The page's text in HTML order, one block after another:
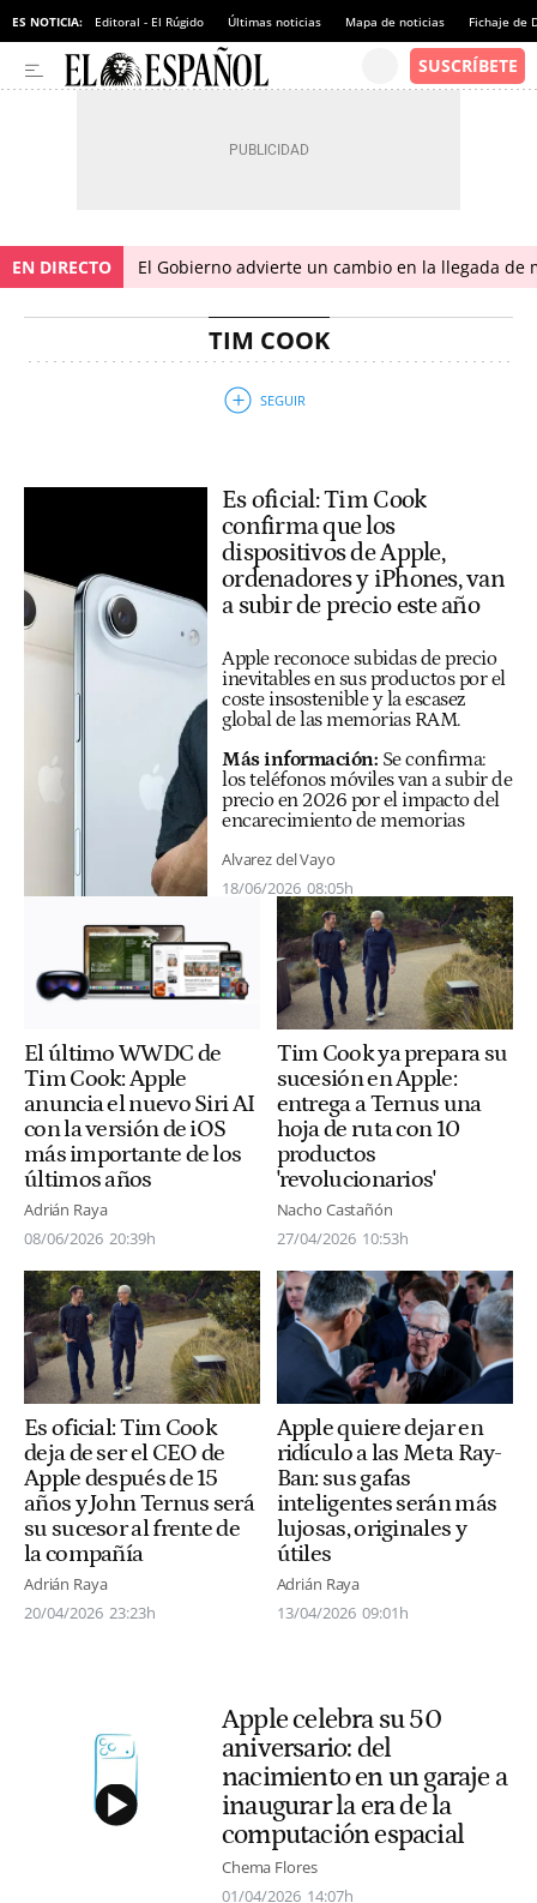
ES NOTICIA: Editoral - El Rúgido Últimas noticias Mapa de noticias Fichaje de
EN DIRECTO El Gobierno advierte un cambio en la llegada
TIM COOK
Es oficial: Tim Cook
confirma que los
dispositivos de Apple,
ordenadores y iPhones, van
a subir de precio este año
Apple reconoce subidas de precio
inevitables en sus productos por el
coste insostenible y la escasez
global de las memorias RAM.
Más información: Se confirma:
los teléfonos móviles van a subir de
precio en 2026 por el impacto del
encarecimiento de memorias
Alvarez del Vayo
18/06/2026 08:05h
El último WWDC de
Tim Cook: Apple
anuncia el nuevo Siri AI
con la versión de iOS
más importante de los
últimos años
Adrián Raya
08/06/2026 20:39h
Tim Cook ya prepara su
sucesión en Apple:
entrega a Ternus una
hoja de ruta con 10
productos
'revolucionarios'
Nacho Castañón
27/04/2026 10:53h
Es oficial: Tim Cook
deja de ser el CEO de
Apple después de 15
años y John Ternus será
su sucesor al frente de
la compañía
Adrián Raya
20/04/2026 23:23h
Apple quiere dejar en
ridículo a las Meta Ray-
Ban: sus gafas
inteligentes serán más
lujosas, originales y
útiles
Adrián Raya
13/04/2026 09:01h
Apple celebra su 50
aniversario: del
nacimiento en un garaje a
inaugurar la era de la
computación espacial
Chema Flores
01/04/2026 14:07h